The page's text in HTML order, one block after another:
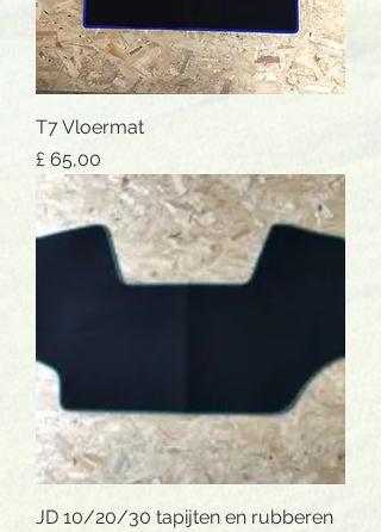
T7 Vloermat
Prijs
£ 65,00
JD 10/20/30 tapijten en rubberen